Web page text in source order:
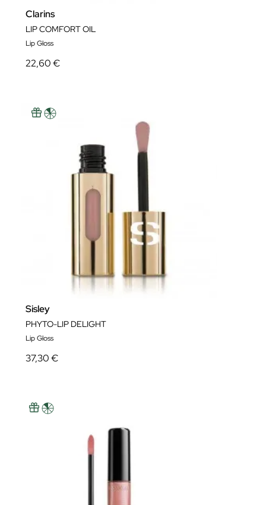
Clarins
LIP COMFORT OIL
Lip Gloss
22,60 €
Sisley
PHYTO-LIP DELIGHT
Lip Gloss
37,30 €